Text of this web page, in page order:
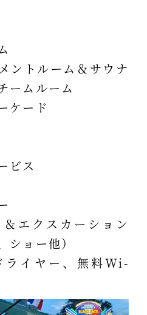
ントルーム＆サウナ
ームルーム
ケード
ビス
エクスカーション
ショー他）
ライヤー、無料Wi-